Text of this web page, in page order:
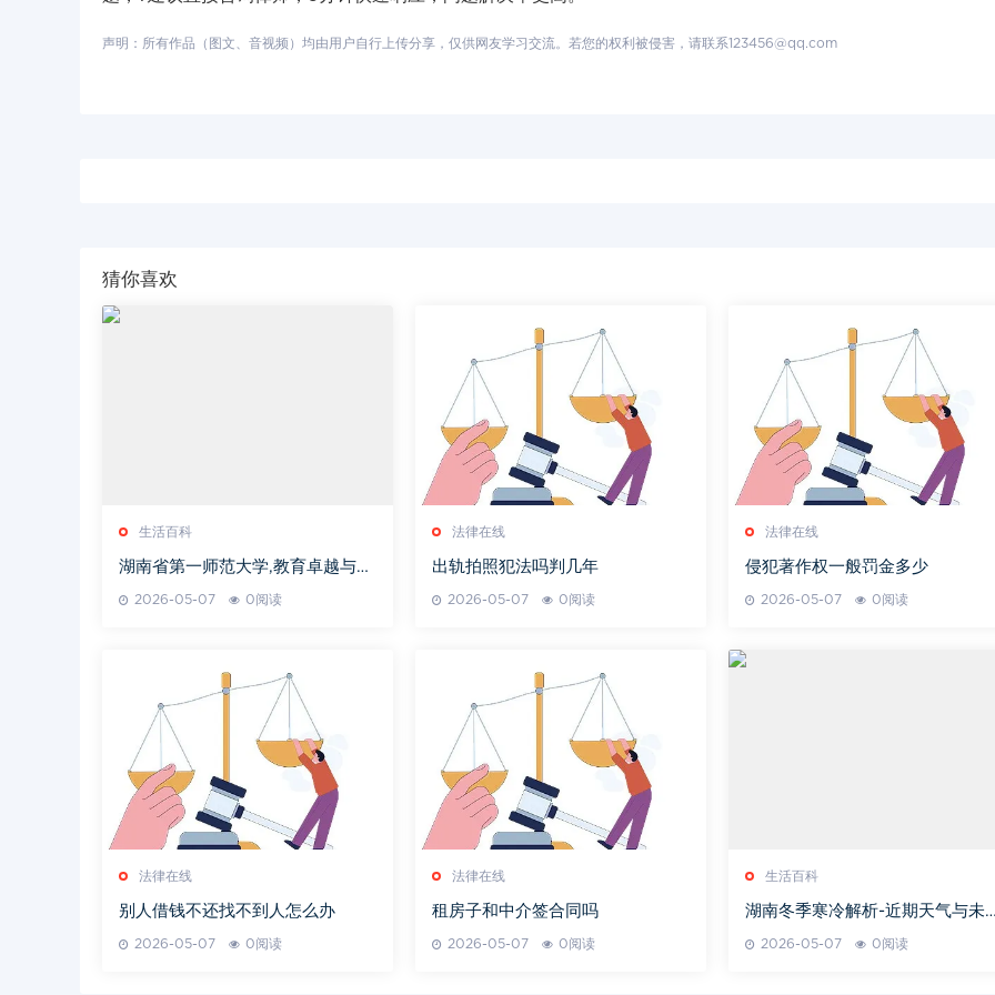
声明：所有作品（图文、音视频）均由用户自行上传分享，仅供网友学习交流。若您的权利被侵害，请联系123456@qq.com
猜你喜欢
生活百科
湖南省第一师范大学,教育卓越与文
化传承-学校特色解析
2026-05-07 0阅读
法律在线
出轨拍照犯法吗判几年
2026-05-07 0阅读
法律在线
侵犯著作权一般罚金多少
2026-05-07 0阅读
法律在线
别人借钱不还找不到人怎么办
2026-05-07 0阅读
法律在线
租房子和中介签合同吗
2026-05-07 0阅读
生活百科
湖南冬季寒冷解析-近期天气与未
2026-05-07 0阅读